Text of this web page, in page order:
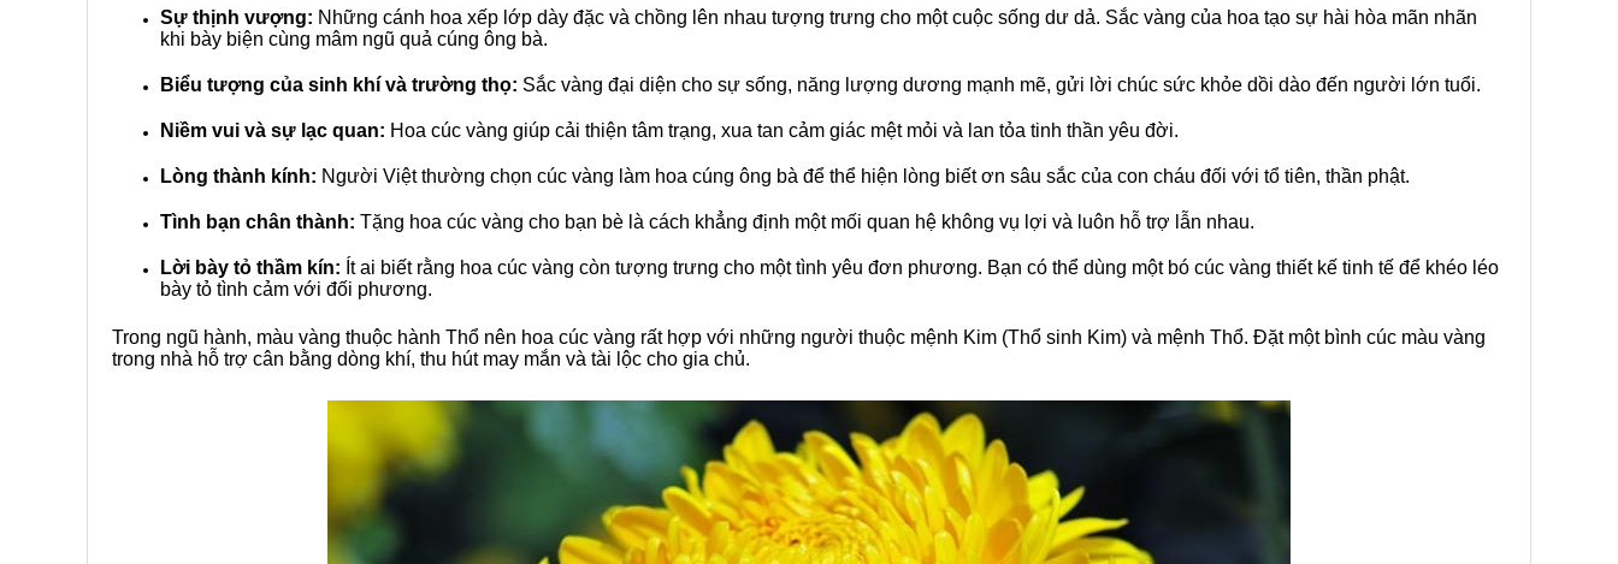
Sự thịnh vượng: Những cánh hoa xếp lớp dày đặc và chồng lên nhau tượng trưng cho một cuộc sống dư dả. Sắc vàng của hoa tạo sự hài hòa mãn nhãn
khi bày biện cùng mâm ngũ quả cúng ông bà.
Biểu tượng của sinh khí và trường thọ: Sắc vàng đại diện cho sự sống, năng lượng dương mạnh mẽ, gửi lời chúc sức khỏe dồi dào đến người lớn tuổi.
Niềm vui và sự lạc quan: Hoa cúc vàng giúp cải thiện tâm trạng, xua tan cảm giác mệt mỏi và lan tỏa tinh thần yêu đời.
Lòng thành kính: Người Việt thường chọn cúc vàng làm hoa cúng ông bà để thể hiện lòng biết ơn sâu sắc của con cháu đối với tổ tiên, thần phật.
Tình bạn chân thành: Tặng hoa cúc vàng cho bạn bè là cách khẳng định một mối quan hệ không vụ lợi và luôn hỗ trợ lẫn nhau.
Lời bày tỏ thầm kín: Ít ai biết rằng hoa cúc vàng còn tượng trưng cho một tình yêu đơn phương. Bạn có thể dùng một bó cúc vàng thiết kế tinh tế để khéo léo
bày tỏ tình cảm với đối phương.
Trong ngũ hành, màu vàng thuộc hành Thổ nên hoa cúc vàng rất hợp với những người thuộc mệnh Kim (Thổ sinh Kim) và mệnh Thổ. Đặt một bình cúc màu vàng
trong nhà hỗ trợ cân bằng dòng khí, thu hút may mắn và tài lộc cho gia chủ.